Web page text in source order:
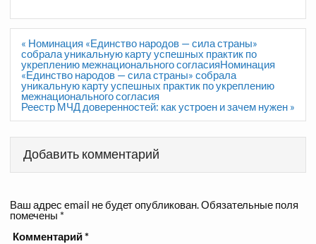
Навигация
по
записям
« Номинация «Единство народов — сила страны»
собрала уникальную карту успешных практик по
укреплению межнационального согласияНоминация
«Единство народов — сила страны» собрала
уникальную карту успешных практик по укреплению
межнационального согласия
Реестр МЧД доверенностей: как устроен и зачем нужен »
Добавить комментарий
Ваш адрес email не будет опубликован.Обязательные поля
помечены *
Комментарий*